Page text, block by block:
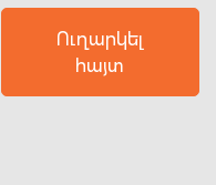
Ուղարկել
հայտ